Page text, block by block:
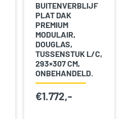
BUITENVERBLIJF
PLAT DAK
PREMIUM
MODULAIR,
DOUGLAS,
TUSSENSTUK L/C,
293×307 CM,
ONBEHANDELD.
€1.772,-